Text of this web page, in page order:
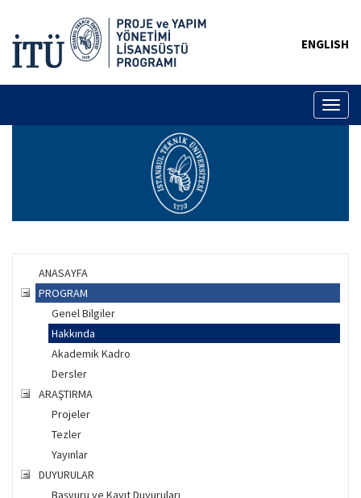
ENGLISH
ANASAYFA
PROGRAM
Genel Bilgiler
Hakkında
Akademik Kadro
Dersler
ARAŞTIRMA
Projeler
Tezler
Yayınlar
DUYURULAR